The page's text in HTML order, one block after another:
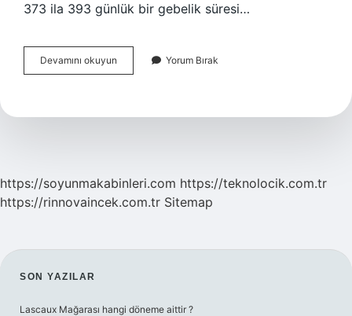
373 ila 393 günlük bir gebelik süresi…
Devamını okuyun Kobaylarda
Gebelik
Kadardır
Yorum Bırak
https://soyunmakabinleri.com https://teknolocik.com.tr
https://rinnovaincek.com.tr Sitemap
SIDEBAR
SON YAZILAR
Lascaux Mağarası hangi döneme aittir ?